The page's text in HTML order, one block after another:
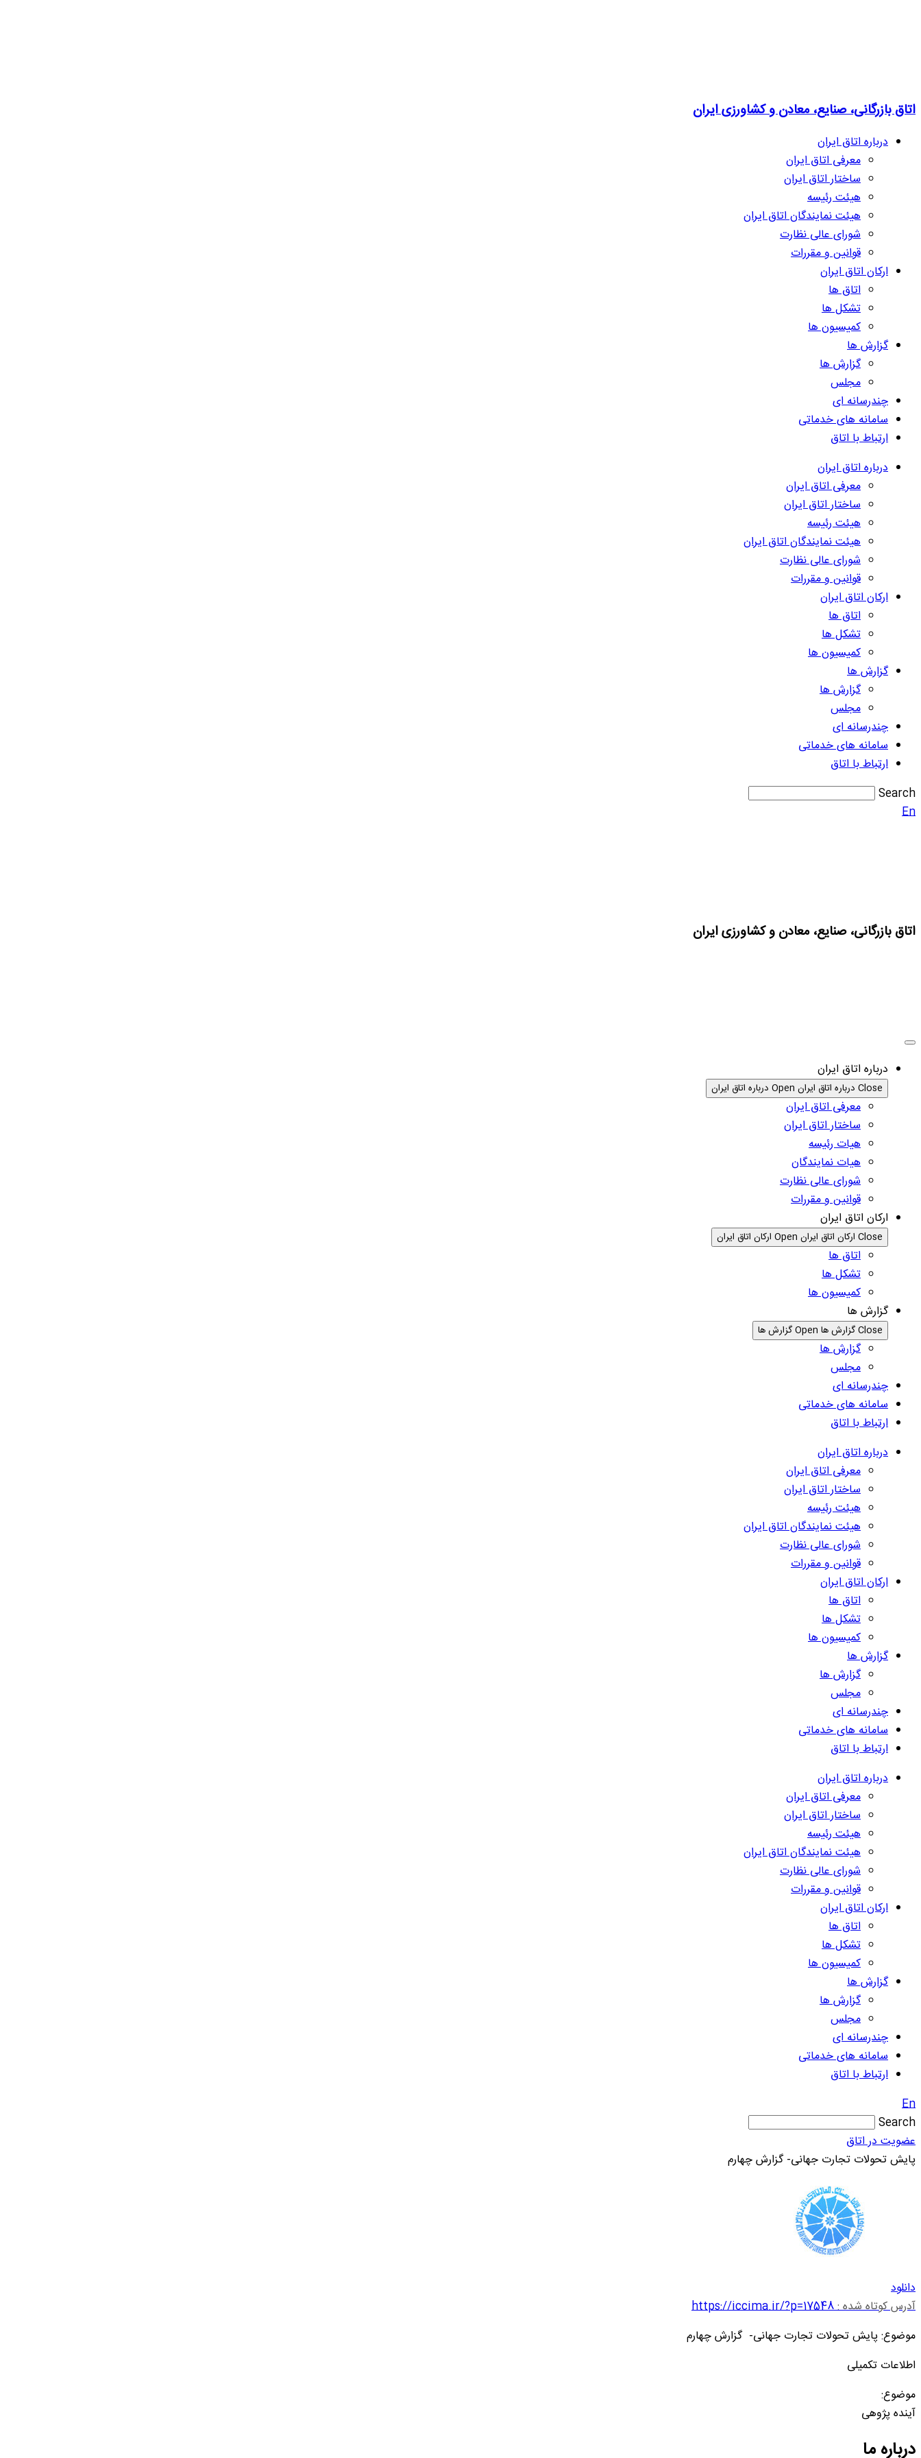
اتاق بازرگانی، صنایع، معادن و کشاورزی ایران
درباره اتاق ایران
معرفی اتاق ایران
ساختار اتاق ایران
هیئت رئیسه
هیئت نمایندگان اتاق ایران
شورای عالی نظارت
قوانین و مقررات
ارکان اتاق ایران
اتاق ها
تشکل ها
کمیسیون ها
گزارش ها
گزارش ها
مجلس
چندرسانه ای
سامانه های خدماتی
ارتباط با اتاق
درباره اتاق ایران
معرفی اتاق ایران
ساختار اتاق ایران
هیئت رئیسه
هیئت نمایندگان اتاق ایران
شورای عالی نظارت
قوانین و مقررات
ارکان اتاق ایران
اتاق ها
تشکل ها
کمیسیون ها
گزارش ها
گزارش ها
مجلس
چندرسانه ای
سامانه های خدماتی
ارتباط با اتاق
Search
En
اتاق بازرگانی، صنایع، معادن و کشاورزی ایران
درباره اتاق ایران
Close درباره اتاق ایران Open درباره اتاق ایران
معرفی اتاق ایران
ساختار اتاق ایران
هیات رئیسه
هیات نمایندگان
شورای عالی نظارت
قوانین و مقررات
ارکان اتاق ایران
Close ارکان اتاق ایران Open ارکان اتاق ایران
اتاق ها
تشکل ها
کمیسیون ها
گزارش ها
Close گزارش ها Open گزارش ها
گزارش ها
مجلس
چندرسانه ای
سامانه های خدماتی
ارتباط با اتاق
درباره اتاق ایران
معرفی اتاق ایران
ساختار اتاق ایران
هیئت رئیسه
هیئت نمایندگان اتاق ایران
شورای عالی نظارت
قوانین و مقررات
ارکان اتاق ایران
اتاق ها
تشکل ها
کمیسیون ها
گزارش ها
گزارش ها
مجلس
چندرسانه ای
سامانه های خدماتی
ارتباط با اتاق
درباره اتاق ایران
معرفی اتاق ایران
ساختار اتاق ایران
هیئت رئیسه
هیئت نمایندگان اتاق ایران
شورای عالی نظارت
قوانین و مقررات
ارکان اتاق ایران
اتاق ها
تشکل ها
کمیسیون ها
گزارش ها
گزارش ها
مجلس
چندرسانه ای
سامانه های خدماتی
ارتباط با اتاق
En
Search
عضویت در اتاق
پایش تحولات تجارت جهانی- گزارش چهارم
دانلود
آدرس کوتاه شده :https://iccima.ir/?p=17548
موضوع: پایش تحولات تجارت جهانی- گزارش چهارم
اطلاعات تکمیلی
موضوع:
آینده پژوهی
درباره ما